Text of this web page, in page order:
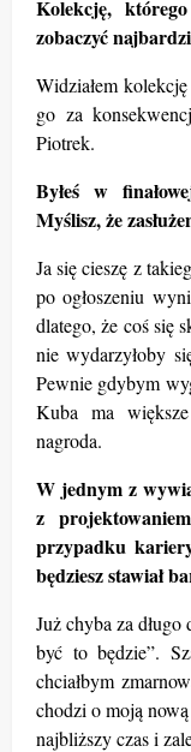
Kolekcję,
zobaczyć
Widziałem
go za
Piotrek.
Byłeś w
Myślisz, że
Ja się cieszę z
po ogłoszeniu
dlatego, że coś się
nie wydarzyłoby
Pewnie gdybym
Kuba ma
nagroda.
W jednym z
z
przypadku
będziesz stawiał
Już chyba za długo
być to będzie”.
chciałbym
chodzi o moją
najbliższy czas i